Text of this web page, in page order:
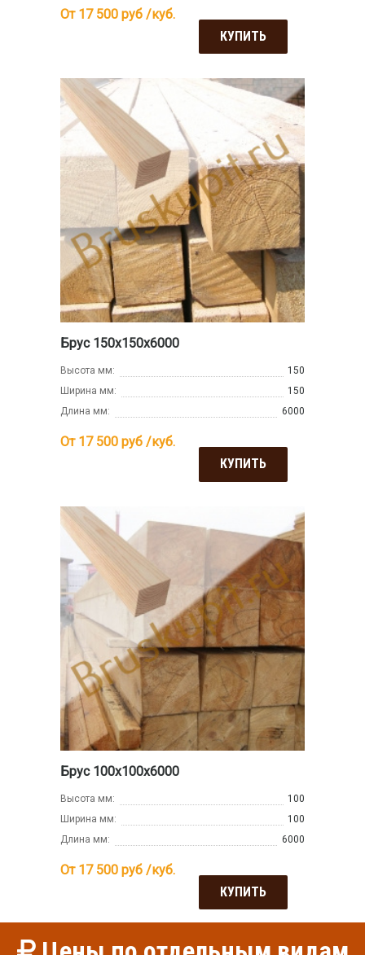
От 17 500 руб /куб.
КУПИТЬ
Брус 150х150х6000
Высота мм:
150
Ширина мм:
150
Длина мм:
6000
От 17 500 руб /куб.
КУПИТЬ
Брус 100х100х6000
Высота мм:
100
Ширина мм:
100
Длина мм:
6000
От 17 500 руб /куб.
КУПИТЬ